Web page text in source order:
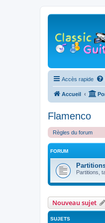
Accès rapide
Accueil
Flamenco
Règles du forum
FORUM
Partitions,
Nouveau sujet
SUJETS